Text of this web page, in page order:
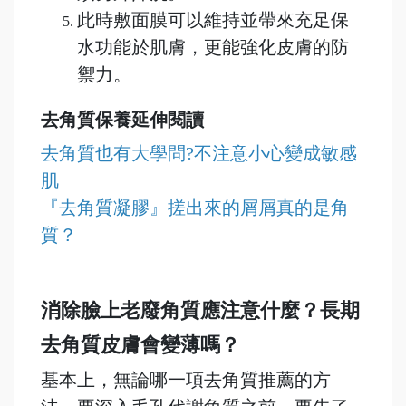
此時敷面膜可以維持並帶來充足保
水功能於肌膚，更能強化皮膚的防
禦力。
去角質保養延伸閱讀
去角質也有大學問?不注意小心變成敏感
肌
『去角質凝膠』搓出來的屑屑真的是角
質？
消除臉上老廢角質應注意什麼？長期
去角質皮膚會變薄嗎？
基本上，無論哪一項去角質推薦的方